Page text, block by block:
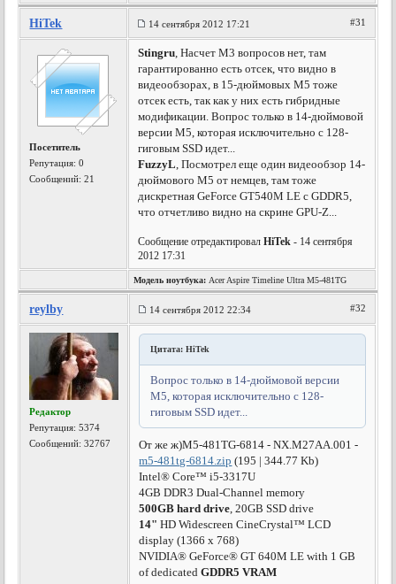
HiTek 14 сентября 2012 17:21 #31
Посетитель
Репутация:0
Сообщений: 21
Stingru, Насчет M3 вопросов нет, там
гарантированно есть отсек, что видно в
видеообзорах, в 15-дюймовых M5 тоже
отсек есть, так как у них есть гибридные
модификации. Вопрос только в 14-дюймовой
версии M5, которая исключительно с 128-
гиговым SSD идет...
FuzzyL, Посмотрел еще один видеообзор 14-
дюймового M5 от немцев, там тоже
дискретная GeForce GT540M LE с GDDR5,
что отчетливо видно на скрине GPU-Z...
Сообщение отредактировалHiTek - 14 сентября
2012 17:31
Модель ноутбука: Acer Aspire Timeline Ultra M5-481TG
reylby 14 сентября 2012 22:34 #32
Редактор
Репутация:5374
Сообщений: 32767
Цитата: HiTek
Вопрос только в 14-дюймовой версии
M5, которая исключительно с 128-
гиговым SSD идет...
От же ж)M5-481TG-6814 - NX.M27AA.001 -
m5-481tg-6814.zip (195 | 344.77 Kb)
Intel® Core™ i5-3317U
4GB DDR3 Dual-Channel memory
500GB hard drive, 20GB SSD drive
14" HD Widescreen CineCrystal™ LCD
display (1366 x 768)
NVIDIA® GeForce® GT 640M LE with 1 GB
of dedicatedGDDR5 VRAM